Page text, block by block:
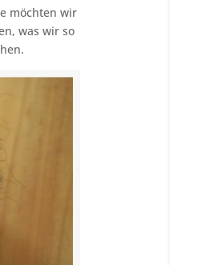
möchten wir
was wir so